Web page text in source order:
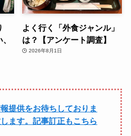
よく行く「外食ジャンル」
は？【アンケート調査】
2026年8月1日
提供をお待ちしておりま
ます。記事訂正もこちら